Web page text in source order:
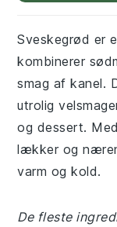
Sveskegrød er
kombinerer
smag af kanel.
utrolig
og dessert.
lækker og
varm og kold.
De fleste